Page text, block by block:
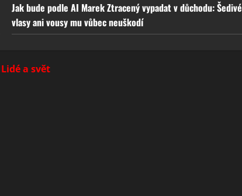
Jak bude podle AI Marek Ztracený vypadat v důchodu: Šedivé
vlasy ani vousy mu vůbec neuškodí
Lidé a svět